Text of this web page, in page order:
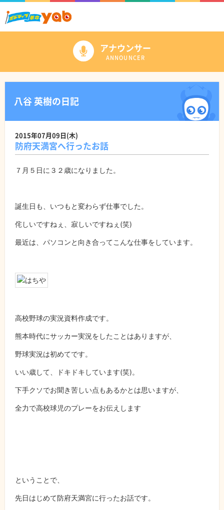
アナウンサー
ANNOUNCER
八谷 英樹の日記
2015年07月09日(木)
防府天満宮へ行ったお話
７月５日に３２歳になりました。
誕生日も、いつもと変わらず仕事でした。
侘しいですねぇ、寂しいですねぇ(笑)
最近は、パソコンと向き合ってこんな仕事をしています。
高校野球の実況資料作成です。
熊本時代にサッカー実況をしたことはありますが、
野球実況は初めてです。
いい歳して、ドキドキしています(笑)。
下手クソでお聞き苦しい点もあるかとは思いますが、
全力で高校球児のプレーをお伝えします
ということで、
先日はじめて防府天満宮に行ったお話です。